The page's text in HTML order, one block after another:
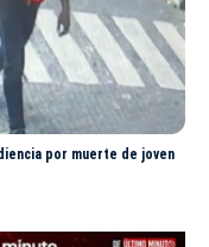
por muerte de joven